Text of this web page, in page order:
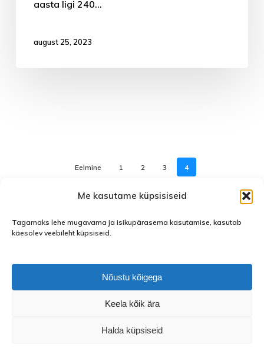
Me kasutame küpsisiseid
Tagamaks lehe mugavama ja isikupärasema kasutamise, kasutab
käesolev veebileht küpsiseid.
Nõustu kõigega
Keela kõik ära
Halda küpsiseid
aasta ligi 240…
august 25, 2023
Eelmine 1 2 3 4
© 2026 Saue Noortekeskus.